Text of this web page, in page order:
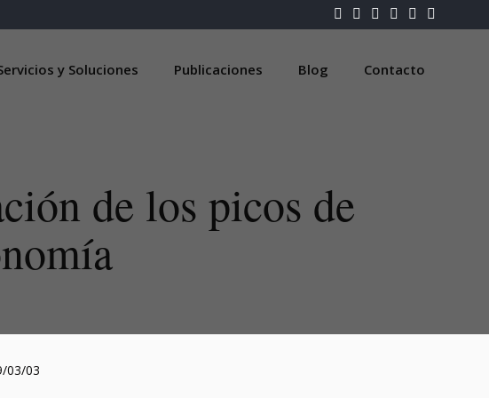
y Soluciones Publicaciones Blog Contacto
de los picos de
03/03